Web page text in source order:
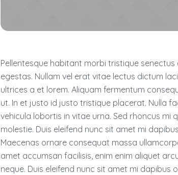
Pellentesque habitant morbi tristique
egestas. Nullam vel erat vitae lectus dictum
ultrices a et lorem. Aliquam fermentum
ut. In et justo id justo tristique placerat. Nulla
vehicula lobortis in vitae urna. Sed rhoncus mi
molestie. Duis eleifend nunc sit amet mi
Maecenas ornare consequat massa
amet accumsan facilisis, enim enim aliquet
neque. Duis eleifend nunc sit amet mi dapibus